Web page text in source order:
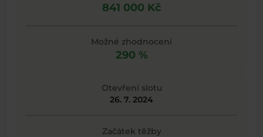
841 000 Kč
Možné zhodnocení
290 %
Otevření slotu
26. 7. 2024
Začátek těžby